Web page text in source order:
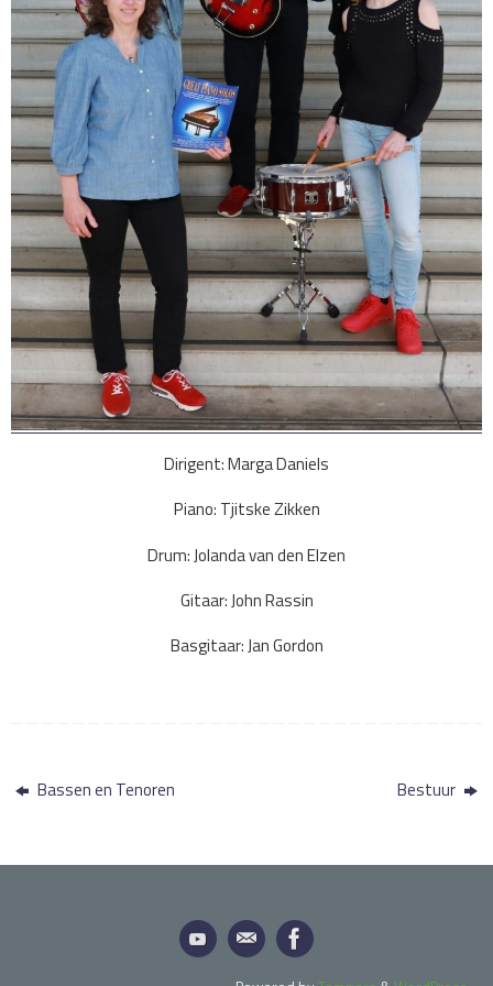
Dirigent: Marga Daniels
Piano: Tjitske Zikken
Drum: Jolanda van den Elzen
Gitaar: John Rassin
Basgitaar: Jan Gordon
Bassen en Tenoren Bestuur